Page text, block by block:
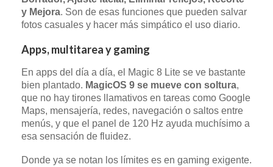
y Mejora. Son de esas funciones que pueden salvar
fotos casuales y hacer más simpático el uso diario.
Apps, multitarea y gaming
En apps del día a día, el Magic 8 Lite se ve bastante
bien plantado. MagicOS 9 se mueve con soltura,
que no hay tirones llamativos en tareas como Google
Maps, mensajería, redes, navegación o saltos entre
menús, y que el panel de 120 Hz ayuda muchísimo a
esa sensación de fluidez.
Donde ya se notan los límites es en gaming exigente.